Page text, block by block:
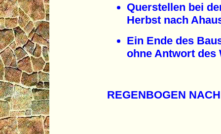
Querstellen bei
Herbst nach
Ein Ende des
ohne Antwort des
REGENBOGEN